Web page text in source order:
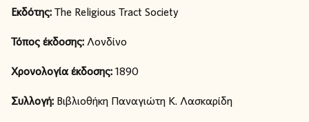
Εκδότης:The Religious Tract Society
Τόπος έκδοσης:Λονδίνο
Χρονολογία έκδοσης:1890
Συλλογή: Βιβλιοθήκη Παναγιώτη Κ. Λασκαρίδη